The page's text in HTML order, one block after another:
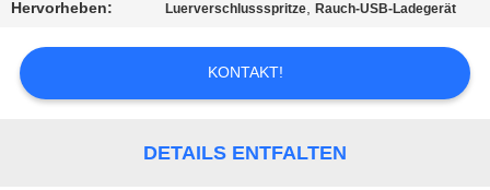
REFERENZEN
Hervorheben: Luerverschlussspritze,Rauch-USB-Ladegerät
KONTAKT!
DETAILS ENTFALTEN